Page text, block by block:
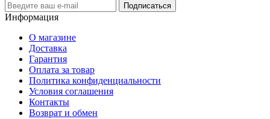
Подписаться
Информация
О магазине
Доставка
Гарантия
Оплата за товар
Политика конфиденциальности
Условия соглашения
Контакты
Возврат и обмен